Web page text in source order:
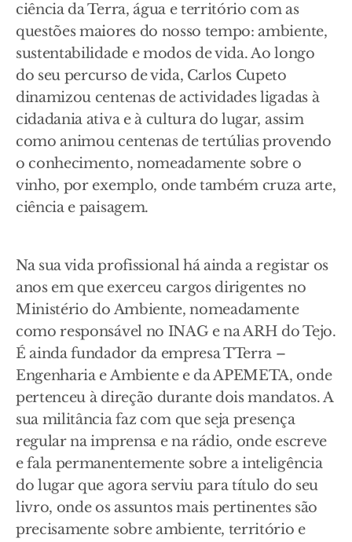
ciência da Terra, água e território com as
questões maiores do nosso tempo: ambiente,
sustentabilidade e modos de vida. Ao longo
do seu percurso de vida, Carlos Cupeto
dinamizou centenas de actividades ligadas à
cidadania ativa e à cultura do lugar, assim
como animou centenas de tertúlias provendo
o conhecimento, nomeadamente sobre o
vinho, por exemplo, onde também cruza arte,
ciência e paisagem.
Na sua vida profissional há ainda a registar os
anos em que exerceu cargos dirigentes no
Ministério do Ambiente, nomeadamente
como responsável no INAG e na ARH do Tejo.
É ainda fundador da empresa TTerra –
Engenharia e Ambiente e da APEMETA, onde
pertenceu à direção durante dois mandatos. A
sua militância faz com que seja presença
regular na imprensa e na rádio, onde escreve
e fala permanentemente sobre a inteligência
do lugar que agora serviu para título do seu
livro, onde os assuntos mais pertinentes são
precisamente sobre ambiente, território e